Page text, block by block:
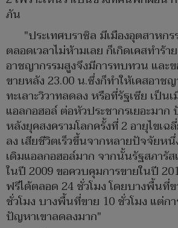
ภัน
"ประเทศบราซิล มีเมืองอุตสาหก
ตลอดเวลาไม่ห้ามเลย ก็เกิดเคสทำร้า
อาชญากรรมสูงจึงมีการทบทวน และ
ขายหลัง 23.00 น.ซึ่งก็ทำให้เคสอาช
ทะเลาะวิวาทลดลง หรือที่รัฐเซีย เป็น
แอลกอฮอล์ ต่อหัวประชากรเยอะมา
หลังยุคสงครามโลกครั้งที่ 2 อายุไขเฉ
ลง เสียชีวิตเร็วขึ้นจากหลายปัจจัยห
เดิมแอลกอฮอล์มาก จากนั้นรัฐสภารั
ในปี 2009 ขอควบคุมการขายในปี
ฟรีได้ตลอด 24 ชั่วโมง โดยบางพื้นที่
ชั่วโมง บางพื้นที่ขาย 10 ชั่วโมง แต่ก
ปัญหาเขาลดลงมาก"